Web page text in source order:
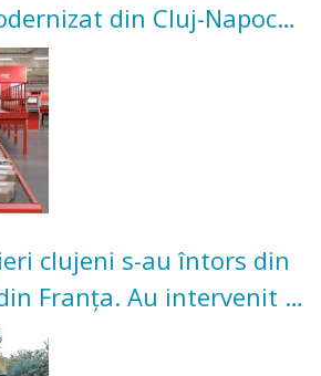
din Cluj-Napoca.
3 milioane de euro
clujeni s-au întors din
Franța. Au intervenit la
și pădure